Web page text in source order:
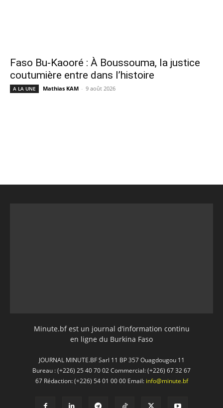
Faso Bu-Kaooré : À Boussouma, la justice
coutumière entre dans l’histoire
A LA UNE Mathias KAM - 9 août 2026
Minute.bf est un journal d’information continu
en ligne du Burkina Faso
JOURNAL MINUTE.BF Sarl 11 BP 357 Ouagdougou 11
Bureau : (+226) 25 40 70 02 Commercial: (+226) 67 32 67
67 Rédaction: (+226) 54 01 00 00 Email: info@minute.bf